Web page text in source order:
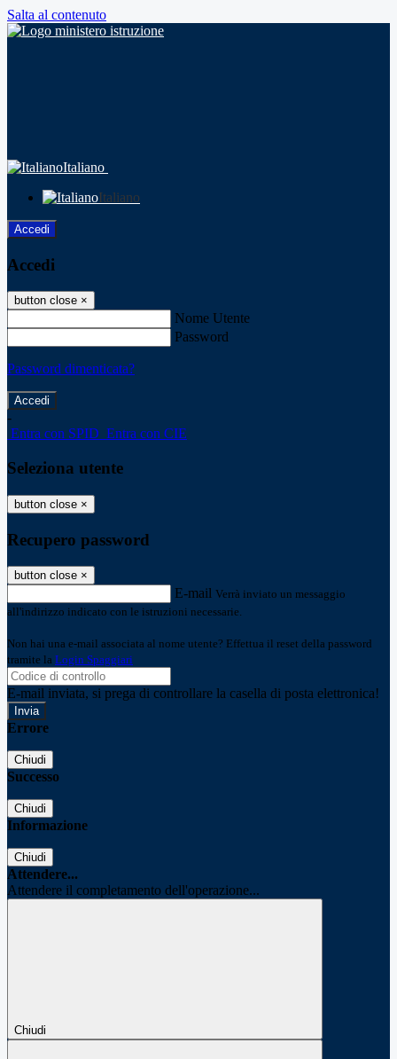
Salta al contenuto
Italiano
Italiano
Accedi
Accedi
button close ×
Nome Utente
Password
Password dimenticata?
-
Entra con SPID Entra con CIE
Seleziona utente
button close ×
Recupero password
button close ×
E-mail Verrà inviato un messaggio
all'indirizzo indicato con le istruzioni necessarie.
Non hai una e-mail associata al nome utente? Effettua il reset della password
tramite la Login Spaggiari
E-mail inviata, si prega di controllare la casella di posta elettronica!
Errore
Chiudi
Successo
Chiudi
Informazione
Chiudi
Attendere...
Attendere il completamento dell'operazione...
Chiudi